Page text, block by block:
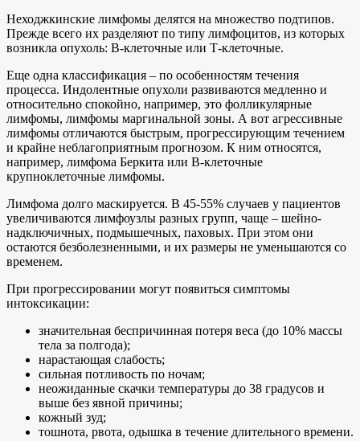
Неходжкинские лимфомы делятся на множество подтипов.
Прежде всего их разделяют по типу лимфоцитов, из которых
возникла опухоль: В-клеточные или Т-клеточные.
Еще одна классификация – по особенностям течения
процесса. Индолентные опухоли развиваются медленно и
относительно спокойно, например, это фолликулярные
лимфомы, лимфомы маргинальной зоны. А вот агрессивные
лимфомы отличаются быстрым, прогрессирующим течением
и крайне неблагоприятным прогнозом. К ним относятся,
например, лимфома Беркита или В-клеточные
крупноклеточные лимфомы.
Лимфома долго маскируется. В 45-55% случаев у пациентов
увеличиваются лимфоузлы разных групп, чаще – шейно-
надключичных, подмышечных, паховых. При этом они
остаются безболезненными, и их размеры не уменьшаются со
временем.
При прогрессировании могут появиться симптомы
интоксикации:
значительная беспричинная потеря веса (до 10% массы
тела за полгода);
нарастающая слабость;
сильная потливость по ночам;
неожиданные скачки температуры до 38 градусов и
выше без явной причины;
кожный зуд;
тошнота, рвота, одышка в течение длительного времени.